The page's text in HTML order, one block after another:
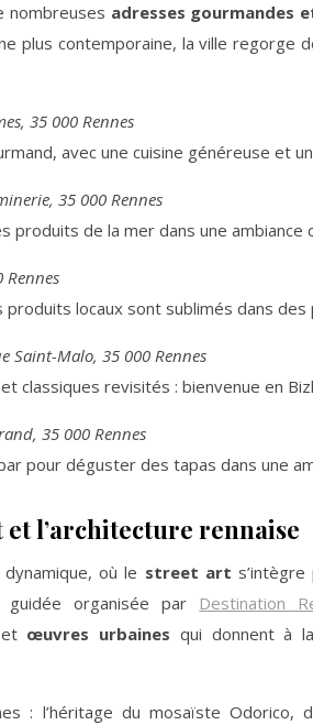
nombreuses adresses gourmandes
plus contemporaine, la ville regorge
35 000 Rennes
avec une cuisine généreuse et
35 000 Rennes
produits de la mer dans une ambiance
Rennes
locaux sont sublimés dans
Saint-Malo, 35 000 Rennes
classiques revisités : bienvenue en
35 000 Rennes
pour déguster des tapas dans une
l’architecture rennaise
où le street art
organisée par Destination
œuvres urbaines qui donnent à
: l’héritage du mosaïste Odorico,